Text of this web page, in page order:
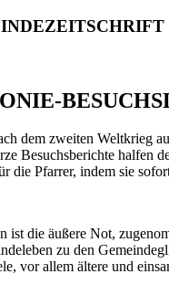
dem zweiten Weltkrieg
Besuchsberichte
die Pfarrer, indem sie
ist die äußere Not,
zu den
vor allem ältere und